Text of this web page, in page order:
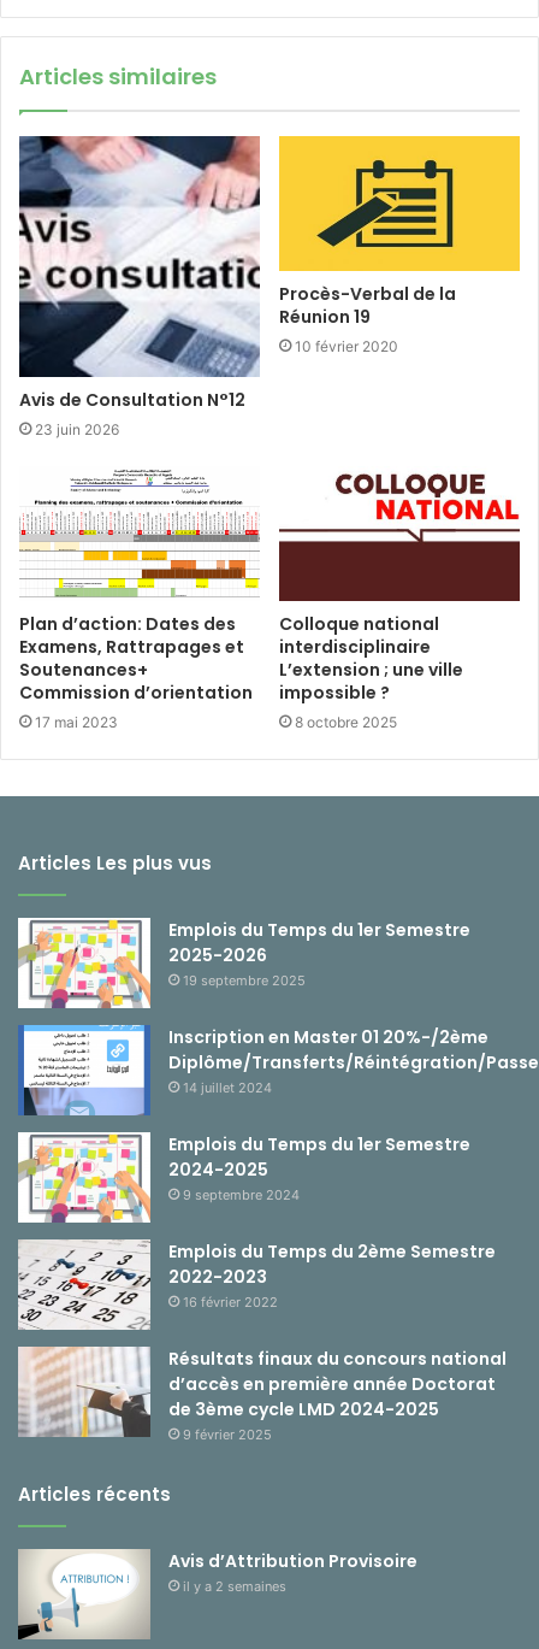
Articles similaires
Avis de Consultation N°12
23 juin 2026
Procès-Verbal de la
Réunion 19
10 février 2020
Plan d’action: Dates des
Examens, Rattrapages et
Soutenances+
Commission d’orientation
17 mai 2023
Colloque national
interdisciplinaire
L’extension ; une ville
impossible ?
8 octobre 2025
Articles Les plus vus
Emplois du Temps du 1er Semestre
2025-2026
19 septembre 2025
Inscription en Master 01 20%-/2ème
Diplôme/Transferts/Réintégration/
14 juillet 2024
Emplois du Temps du 1er Semestre
2024-2025
9 septembre 2024
Emplois du Temps du 2ème Semestre
2022-2023
16 février 2022
Résultats finaux du concours national
d’accès en première année Doctorat
de 3ème cycle LMD 2024-2025
9 février 2025
Articles récents
Avis d’Attribution Provisoire
il y a 2 semaines